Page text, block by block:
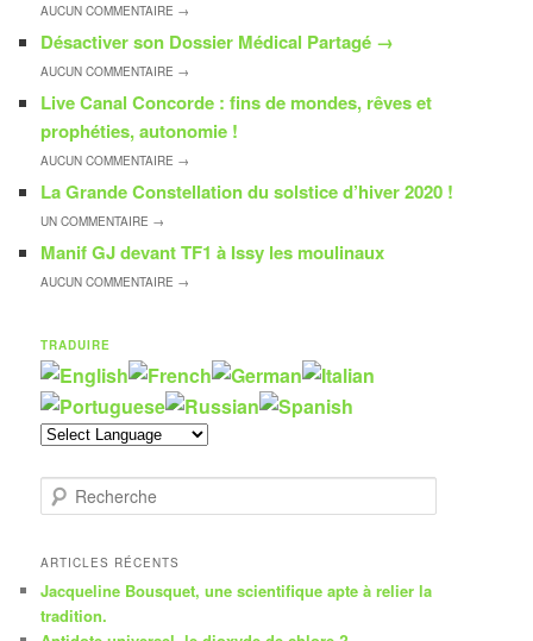
AUCUNCOMMENTAIRE →
Désactiver son Dossier Médical Partagé →
AUCUNCOMMENTAIRE →
Live Canal Concorde : fins de mondes, rêves et
prophéties, autonomie !
AUCUNCOMMENTAIRE →
La Grande Constellation du solstice d’hiver 2020 !
UNCOMMENTAIRE →
Manif GJ devant TF1 à Issy les moulinaux
AUCUNCOMMENTAIRE →
TRADUIRE
e
h
r
c
ARTICLES RÉCENTS
Jacqueline Bousquet, une scientifique apte à relier la
tradition.